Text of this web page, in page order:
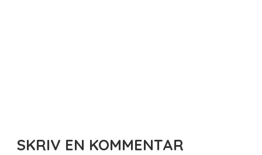
SKRIV EN KOMMENTAR